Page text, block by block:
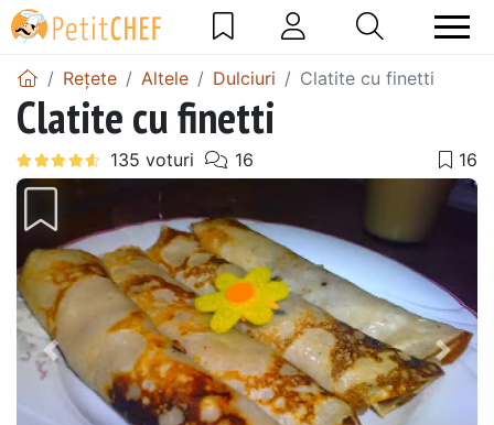
Rețete Altele Dulciuri Clatite cu finetti
Clatite cu finetti
Precedentul